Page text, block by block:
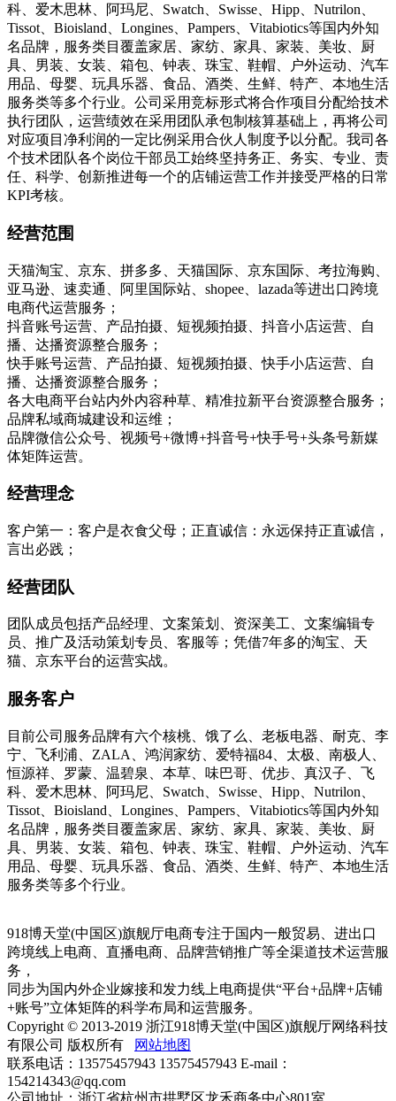
科、爱木思林、阿玛尼、Swatch、Swisse、Hipp、Nutrilon、
Tissot、Bioisland、Longines、Pampers、Vitabiotics等国内外知
名品牌，服务类目覆盖家居、家纺、家具、家装、美妆、厨
具、男装、女装、箱包、钟表、珠宝、鞋帽、户外运动、汽车
用品、母婴、玩具乐器、食品、酒类、生鲜、特产、本地生活
服务类等多个行业。公司采用竞标形式将合作项目分配给技术
执行团队，运营绩效在采用团队承包制核算基础上，再将公司
对应项目净利润的一定比例采用合伙人制度予以分配。我司各
个技术团队各个岗位干部员工始终坚持务正、务实、专业、责
任、科学、创新推进每一个的店铺运营工作并接受严格的日常
KPI考核。
经营范围
天猫淘宝、京东、拼多多、天猫国际、京东国际、考拉海购、
亚马逊、速卖通、阿里国际站、shopee、lazada等进出口跨境
电商代运营服务；
抖音账号运营、产品拍摄、短视频拍摄、抖音小店运营、自
播、达播资源整合服务；
快手账号运营、产品拍摄、短视频拍摄、快手小店运营、自
播、达播资源整合服务；
各大电商平台站内外内容种草、精准拉新平台资源整合服务；
品牌私域商城建设和运维；
品牌微信公众号、视频号+微博+抖音号+快手号+头条号新媒
体矩阵运营。
经营理念
客户第一：客户是衣食父母；正直诚信：永远保持正直诚信，
言出必践；
经营团队
团队成员包括产品经理、文案策划、资深美工、文案编辑专
员、推广及活动策划专员、客服等；凭借7年多的淘宝、天
猫、京东平台的运营实战。
服务客户
目前公司服务品牌有六个核桃、饿了么、老板电器、耐克、李
宁、飞利浦、ZALA、鸿润家纺、爱特福84、太极、南极人、
恒源祥、罗蒙、温碧泉、本草、味巴哥、优步、真汉子、飞
科、爱木思林、阿玛尼、Swatch、Swisse、Hipp、Nutrilon、
Tissot、Bioisland、Longines、Pampers、Vitabiotics等国内外知
名品牌，服务类目覆盖家居、家纺、家具、家装、美妆、厨
具、男装、女装、箱包、钟表、珠宝、鞋帽、户外运动、汽车
用品、母婴、玩具乐器、食品、酒类、生鲜、特产、本地生活
服务类等多个行业。
918博天堂(中国区)旗舰厅电商专注于国内一般贸易、进出口
跨境线上电商、直播电商、品牌营销推广等全渠道技术运营服
务，
同步为国内外企业嫁接和发力线上电商提供“平台+品牌+店铺
+账号”立体矩阵的科学布局和运营服务。
Copyright © 2013-2019 浙江918博天堂(中国区)旗舰厅网络科技
有限公司 版权所有
网站地图
联系电话：13575457943 13575457943 E-mail：
154214343@qq.com
公司地址：浙江省杭州市拱墅区龙禾商务中心801室